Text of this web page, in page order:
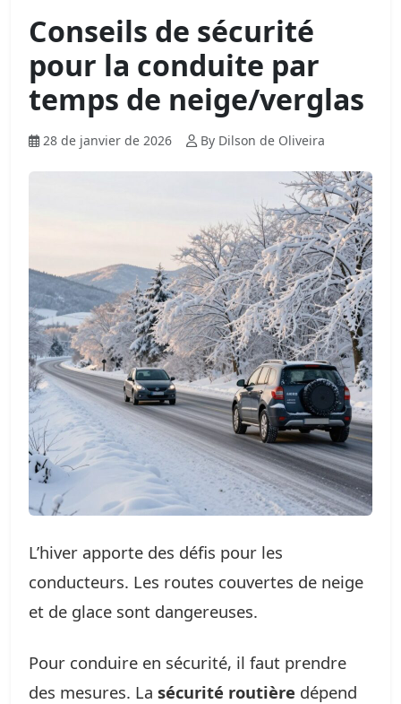
Conseils de sécurité
pour la conduite par
temps de neige/verglas
28 de janvier de 2026 By Dilson de Oliveira
L’hiver apporte des défis pour les
conducteurs. Les routes couvertes de neige
et de glace sont dangereuses.
Pour conduire en sécurité, il faut prendre
des mesures. La sécurité routière dépend